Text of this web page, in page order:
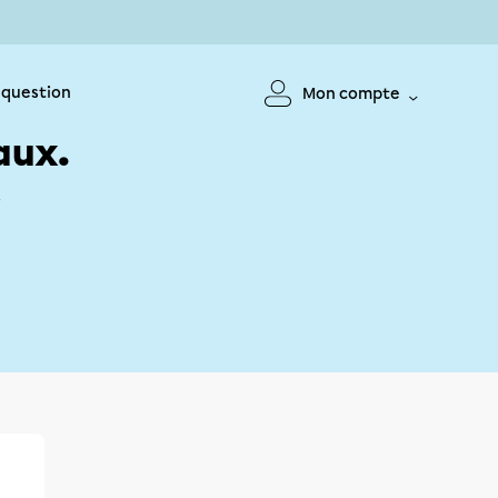
Mon compte